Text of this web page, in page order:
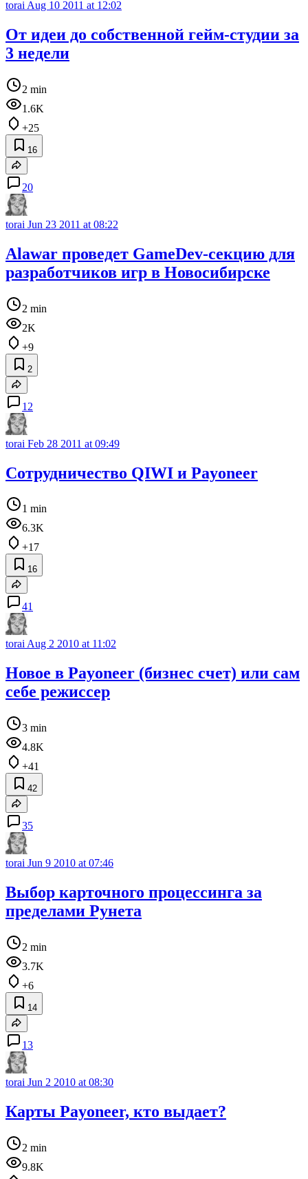
torai Aug 10 2011 at 12:02
От идеи до собственной гейм-студии за
3 недели
2 min
1.6K
+25
16
20
torai Jun 23 2011 at 08:22
Alawar проведет GameDev-секцию для
разработчиков игр в Новосибирске
2 min
2K
+9
2
12
torai Feb 28 2011 at 09:49
Сотрудничество QIWI и Payoneer
1 min
6.3K
+17
16
41
toraiAug 2 2010 at 11:02
Новое в Payoneer (бизнес счет) или сам
себе режиссер
3 min
4.8K
+41
42
35
torai Jun 9 2010 at 07:46
Выбор карточного процессинга за
пределами Рунета
2 min
3.7K
+6
14
13
torai Jun 2 2010 at 08:30
Карты Payoneer, кто выдает?
2 min
9.8K